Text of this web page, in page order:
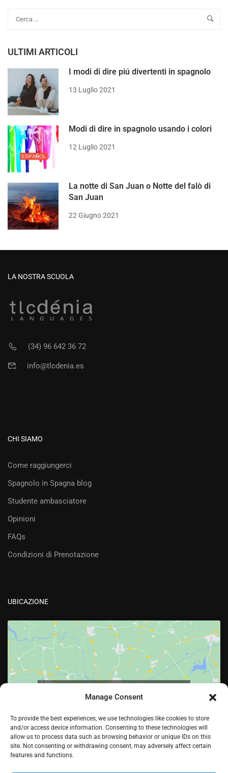
Manage Consent
To provide the best experiences, we use technologies like cookies to store
and/or access device information. Consenting to these technologies will
allow us to process data such as browsing behavior or unique IDs on this
site. Not consenting or withdrawing consent, may adversely affect certain
features and functions.
ULTIMI ARTICOLI
I modi di dire piú divertenti in spagnolo
13 Luglio 2021
Modi di dire in spagnolo usando i colori
12 Luglio 2021
La notte di San Juan o Notte del falò di
San Juan
22 Giugno 2021
LA NOSTRA SCUOLA
(34) 96 642 36 72
info@tlcdenia.es
CHI SIAMO
Come raggiungerci
Spagnolo in Spagna blog
Studente ambasciatore
Opinioni
FAQs
Condizioni di Prenotazione
UBICAZIONE
abilitare questo contenuto